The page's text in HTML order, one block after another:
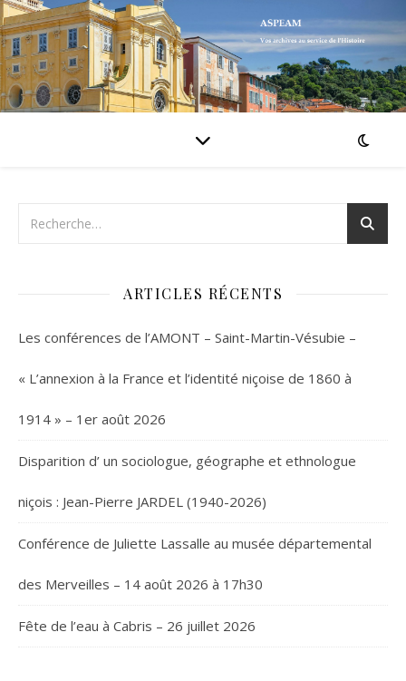
ARTICLES RÉCENTS
Les conférences de l’AMONT – Saint-Martin-Vésubie –
« L’annexion à la France et l’identité niçoise de 1860 à
1914 » – 1er août 2026
Disparition d’ un sociologue, géographe et ethnologue
niçois : Jean-Pierre JARDEL (1940-2026)
Conférence de Juliette Lassalle au musée départemental
des Merveilles – 14 août 2026 à 17h30
Fête de l’eau à Cabris – 26 juillet 2026